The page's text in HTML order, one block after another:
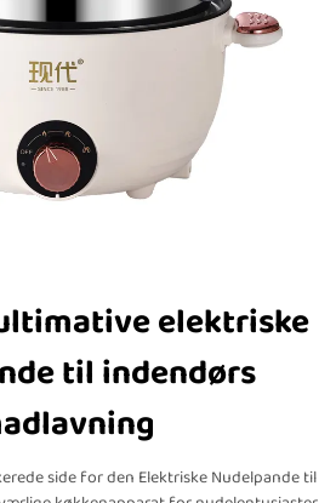
elektriske
til indendørs
side for den Elektriske Nudelpande til